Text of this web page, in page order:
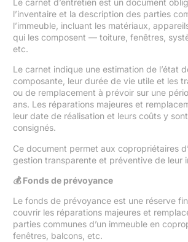
Le carnet d’entretien est un document
l’inventaire et la description des parties
l’immeuble, incluant les matériaux,
qui les composent — toiture, fenêtres,
etc.
Le carnet indique une estimation de l’état
composante, leur durée de vie utile et les
ou de remplacement à prévoir sur une
ans. Les réparations majeures et
leur date de réalisation et leurs coûts y
consignés.
Ce document permet aux copropriétaires
gestion transparente et préventive de leur
💰 Fonds de prévoyance
Le fonds de prévoyance est une réserve
couvrir les réparations majeures et
parties communes d’un immeuble en
fenêtres, balcons, etc.